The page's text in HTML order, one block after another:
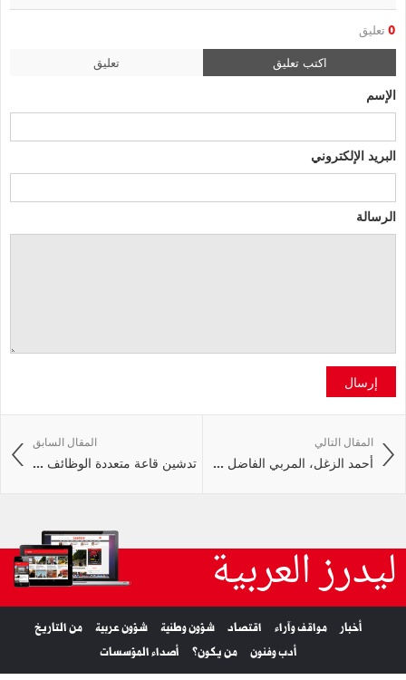
0 تعليق
اكتب تعليق تعليق
الإسم
البريد الإلكتروني
الرسالة
إرسال
المقال السابق
تدشين قاعة متعددة الوظائف ...
المقال التالي
أحمد الزغل، المربي الفاضل ...
ليدرز العربية
أخبار مواقف وآراء اقتصاد شؤون وطنية شؤون عربية
من التاريخ
أدب وفنون
من يكون؟ أصداء المؤسسات